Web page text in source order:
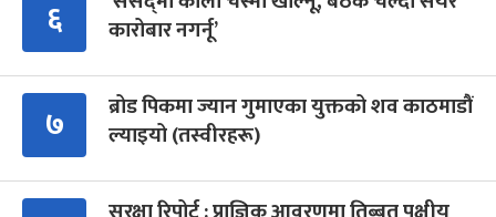
६
कारोबार नगर्नू’
७
ब्रोड पिकमा ज्यान गुमाएका युक्तको शव काठमाडौं
ल्याइयो (तस्वीरहरू)